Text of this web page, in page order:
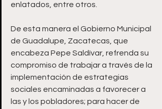
enlatados, entre otros.
De esta manera el Gobierno Municipal
de Guadalupe, Zacatecas, que
encabeza Pepe Saldívar, refrenda su
compromiso de trabajar a través de la
implementación de estrategias
sociales encaminadas a favorecer a
las y los pobladores; para hacer de